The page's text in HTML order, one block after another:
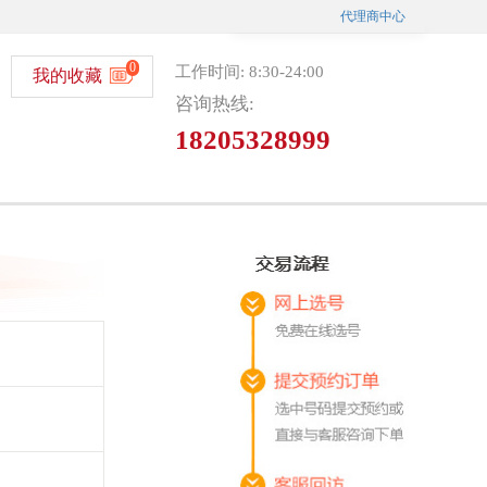
代理商中心
我的收藏 0 工作时间: 8:30-24:00
咨询热线:
18205328999